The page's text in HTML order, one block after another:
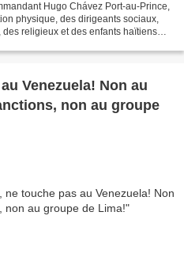
Hugo Chávez Port-au-Prince,
physique, des dirigeants sociaux,
religieux et des enfants haïtiens
Venezuela! Non au
non au groupe